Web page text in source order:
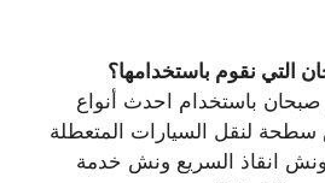
التي نقوم باستخدامها؟
باستخدام احدث أنواع
لنقل السيارات المتعطلة
انقاذ السريع ونش خدمة